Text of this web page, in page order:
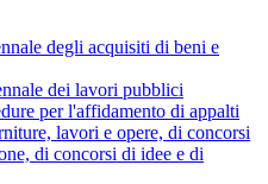
degli acquisiti di beni e
dei lavori pubblici
per l'affidamento di appalti
lavori e opere, di concorsi
di concorsi di idee e di